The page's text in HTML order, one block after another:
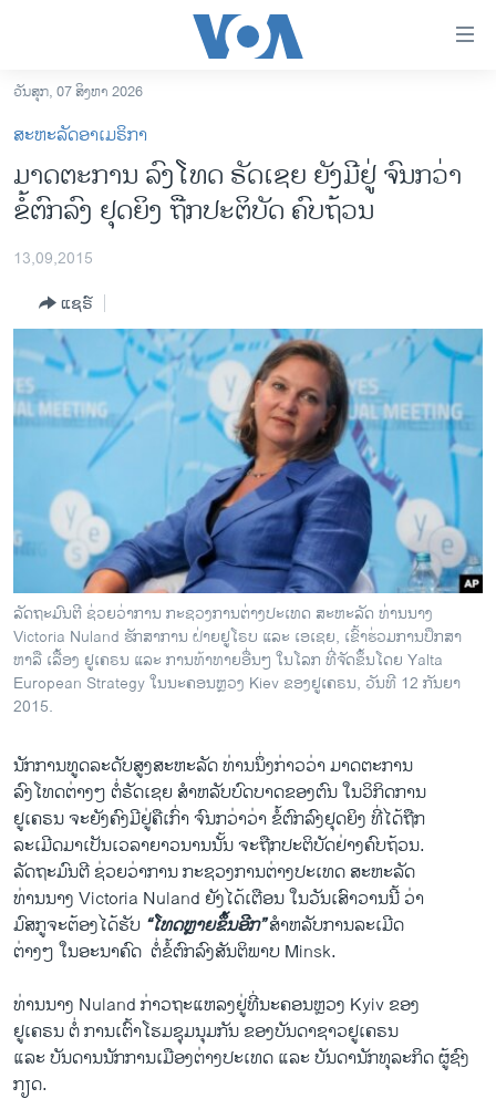
ເຂົ້າ
ຫາ
ຂ້າມ
ຂ້າມ
ຫາ
ອາເມຣິກາ
ການເລືອກຕັ້ງ ປະທານາທີບໍດີ ສະຫະລັດ 2024
ຂ່າວ​ຈີນ
ໂລກ
ເອເຊຍ
ອິດສະຫຼະພາບດ້ານການຂ່າວ
ຊີວິດຊາວລາວ
ຊຸມຊົນຊາວລາວ
ວິທະຍາສາດ-ເທັກໂນໂລຈີ
ທຸລະກິດ
ພາສາອັງກິດ
ວີດີໂອ
ສຽງ
ລາຍການກະຈາຍສຽງ
ພາສາຕ່າງໆ
ວັນສຸກ, 07 ສິງຫາ 2026
ສະຫະລັດອາເມຣິກາ
ມາດຕະການ ລົງໂທດ ຣັດເຊຍ ຍັງມີຢູ່ ຈົນກວ່າ
ຂໍ້ຕົກລົງ ຢຸດຍິງ ຖືກປະຕິບັດ ຄົບຖ້ວນ
13,09,2015
ແຊຣ໌
ລັດຖະມົນຕີ ຊ່ວຍ​ວ່າການ ກະຊວງ​ການຕ່າງປະ​ເທດ ສະຫະລັດ ທ່ານ​ນາງ
Victoria Nuland ຮັກສາການ ຝ່າຍຢູໂຣບ ແລະ ເອເຊຍ, ເຂົ້າຮ່ວມການປຶກສາ
ຫາລື ເລື້ອງ ຢູເຄຣນ ແລະ ການທ້າທາຍອື່ນໆ ໃນໂລກ ທີ່ຈັດຂຶ້ນໂດຍ Yalta
European Strategy ໃນນະຄອນຫຼວງ Kiev ຂອງຢູເຄຣນ, ວັນທີ 12 ກັນຍາ
2015.
ນັກ​ການ​ທູດ​ລະດັບ​ສູງສະຫະລັດ ​ທ່ານ​ນຶ່ງ​ກ່າວ​ວ່າ ມາດ​ຕະການ
​ລົງ​ໂທດ​ຕ່າງໆ ຕໍ່​ຣັດ​ເຊຍ ສຳ​ຫລັບ​ບົດບາດ​ຂອງ​ຕົນ ​ໃນ​ວິ​ກິດ​ການ
​ຢູ​ເຄຣນ ຈະ​ຍັງ​ຄົງ​ມີ​ຢູ່​ຄື​ເກົ່າ ຈົນ​ກວ່າວ່າ ຂໍ້​ຕົກລົງ​ຢຸດ​ຍິງ ທີ່​ໄດ້​ຖືກ
​ລະ​ເມີດ​ມາ​ເປັນ​ເວລາ​ຍາວ​ນານນັ້ນ ຈະ​ຖືກ​ປະຕິບັດ​ຢ່າງ​ຄົບ​ຖ້ວນ.
ລັດຖະມົນຕີ ຊ່ວຍ​ວ່າການ ກະຊວງ​ການຕ່າງປະ​ເທດ ສະຫະລັດ
ທ່ານ​ນາງ Victoria Nuland ຍັງ​ໄດ້​ເຕືອນ​ ​ໃນ​ວັນ​ເສົາ​ວານ​ນີ້ ວ່າ
ມົສກູຈະຕ້ອງ​ໄດ້​ຮັບ “​ໂທດຫຼາຍຂຶ້ນອີກ”ສຳ​ຫລັບ​ການລະ​ເມີດ
ຕ່າງໆ ໃນ​ອະນາຄົດ ​ ຕໍ່ຂໍ້​ຕົກລົງ​ສັນຕິພາບ Minsk​.
ທ່ານ​ນາງ Nuland ກ່າວ​ຖະ​ແຫລ​ງຢູ່​ທີ່​ນະຄອນຫຼວງ Kyiv ຂອງ​
ຢູ​ເຄຣນ ຕໍ່​ ການ​ເຕົ້າ​ໂຮມ​ຊຸມນຸມກັນ ຂອງ​ບັນດາ​ຊາວ​ຢູ​ເຄຣນ
​ແລະ ບັນດານ​ນັກ​ການ​ເມືອງ​ຕ່າງປະ​ເທດ ​ແລະ ບັນດາ​ນັກ​ທຸລະ​ກິດ ຜູ້​ຊົງ​
ກຽດ.